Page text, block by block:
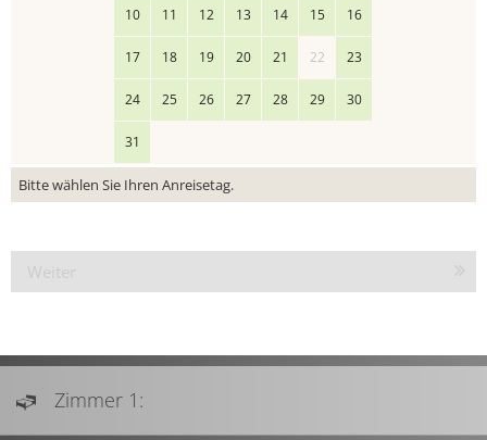
10 11 12 13 14 15 16
17 18 19 20 21 22 23
24 25 26 27 28 29 30
31
Bitte wählen Sie Ihren Anreisetag.
Zimmer 1: